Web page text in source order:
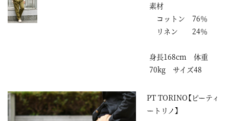
素材
コットン 76％
リネン 24％
身長168cm 体重
70kg サイズ48
PT TORINO【ピーティ
ートリノ】